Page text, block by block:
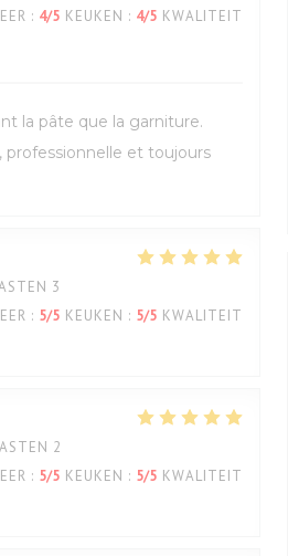
: 4/5 KEUKEN : 4/5 KWALITEIT
la pâte que la garniture.
professionnelle et toujours
3
: 5/5 KEUKEN : 5/5 KWALITEIT
2
: 5/5 KEUKEN : 5/5 KWALITEIT